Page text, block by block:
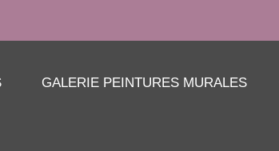
GALERIE PEINTURES MURALES